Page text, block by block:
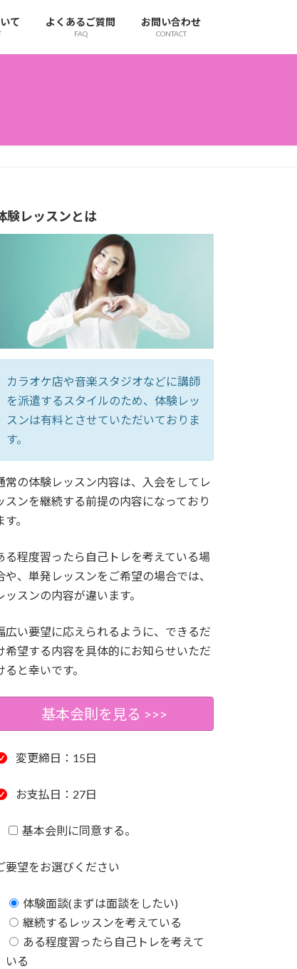
て よくあるご質問
FAQ
お問い合わせ
CONTACT
験レッスンとは
カラオケ店や音楽スタジオなどに講師
を派遣するスタイルのため、体験レッ
スンは有料とさせていただいておりま
す。
常の体験レッスン内容は、入会をしてレ
スンを継続する前提の内容になっており
す。
る程度習ったら自己トレを考えている場
や、単発レッスンをご希望の場合では、
ッスンの内容が違います。
広い要望に応えられるように、できるだ
希望する内容を具体的にお知らせいただ
ると幸いです。
基本会則を見る >>>
変更締日：15日
お支払日：27日
基本会則に同意する。
要望をお選びください
体験面談(まずは面談をしたい)
継続するレッスンを考えている
ある程度習ったら自己トレを考えて
いる